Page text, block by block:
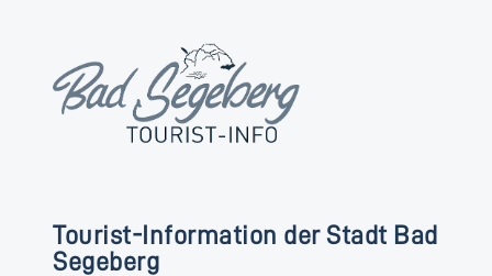
Tourist-Information der Stadt Bad
Segeberg